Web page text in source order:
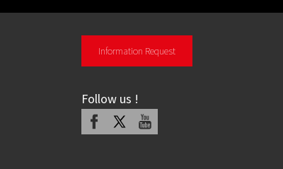
Information Request
Follow us !
Facebook Youtube